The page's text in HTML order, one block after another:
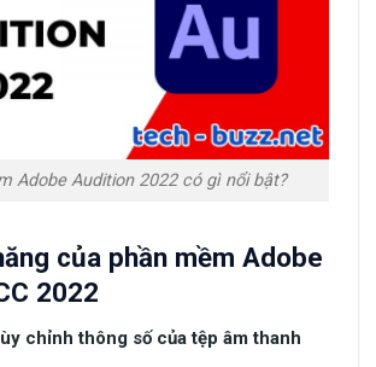
Adobe Audition 2022 có gì nổi bật?
của phần mềm Adobe
2022
chỉnh thông số của tệp âm thanh